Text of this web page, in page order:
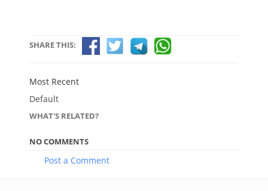
SHARE THIS:
Most Recent
Default
WHAT'S RELATED?
NO COMMENTS
Post a Comment